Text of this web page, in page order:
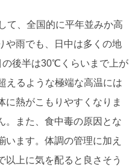
て、全国的に平年並みか高
や雨でも、日中は多くの地
後半は30℃くらいまで上が
えるような極端な高温には
に熱がこもりやすくなりま
。また、食中毒の原因とな
います。体調の管理に加え
以上に気を配ると良さそう